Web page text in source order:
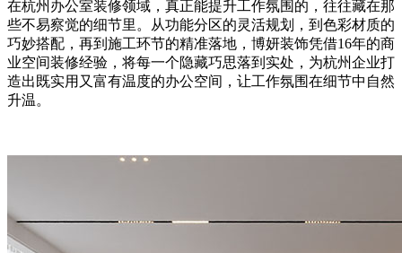
在杭州办公室装修领域，真正能提升工作氛围的，往往藏在那
些不易察觉的细节里。从功能分区的灵活规划，到色彩材质的
巧妙搭配，再到施工环节的精准落地，博妍装饰凭借16年的商
业空间装修经验，将每一个隐藏巧思落到实处，为杭州企业打
造出既实用又富有温度的办公空间，让工作氛围在细节中自然
升温。